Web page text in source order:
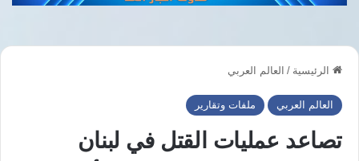
الرئيسية / العالم العربي
العالم العربي ملفات وتقارير
تصاعد عمليات القتل في لبنان